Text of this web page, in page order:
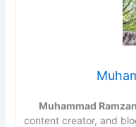
Muhammad Ramzan
content creator, and